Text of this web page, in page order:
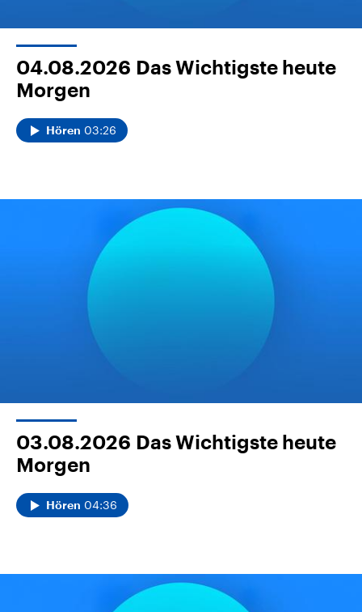
04.08.2026 Das Wichtigste heute
Morgen
Hören 03:26
03.08.2026 Das Wichtigste heute
Morgen
Hören 04:36